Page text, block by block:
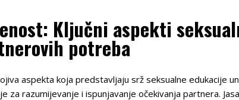
Ključni aspekti
potreba
aspekta koja predstavljaju srž seksualne edukacije
za razumijevanje i ispunjavanje očekivanja partnera.